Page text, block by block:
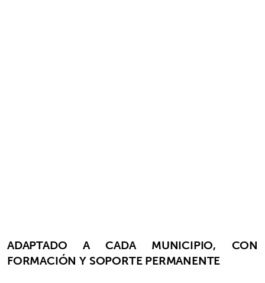
ADAPTADO A CADA MUNICIPIO, CON
FORMACIÓN Y SOPORTE PERMANENTE